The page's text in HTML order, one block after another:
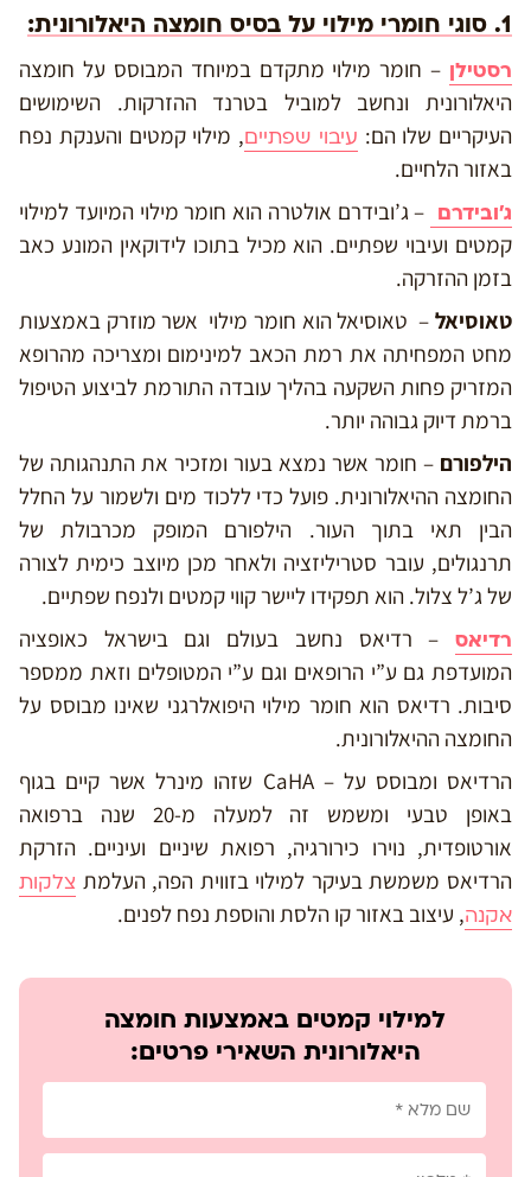
1. סוגי חומרי מילוי על בסיס חומצה היאלורונית:
רסטילן – חומר מילוי מתקדם במיוחד המבוסס על חומצה
היאלורונית ונחשב למוביל בטרנד ההזרקות. השימושים
העיקריים שלו הם: עיבוי שפתיים, מילוי קמטים והענקת נפח
באזור הלחיים.
ג’ובידרם – ג’ובידרם אולטרה הוא חומר מילוי המיועד למילוי
קמטים ועיבוי שפתיים. הוא מכיל בתוכו לידוקאין המונע כאב
בזמן ההזרקה.
טאוסיאל – טאוסיאל הוא חומר מילוי אשר מוזרק באמצעות
מחט המפחיתה את רמת הכאב למינימום ומצריכה מהרופא
המזריק פחות השקעה בהליך עובדה התורמת לביצוע הטיפול
ברמת דיוק גבוהה יותר.
הילפורם – חומר אשר נמצא בעור ומזכיר את התנהגותה של
החומצה ההיאלורונית. פועל כדי ללכוד מים ולשמור על החלל
הבין תאי בתוך העור. הילפורם המופק מכרבולת של
תרנגולים, עובר סטריליזציה ולאחר מכן מיוצב כימית לצורה
של ג’ל צלול. הוא תפקידו ליישר קווי קמטים ולנפח שפתיים.
רדיאס – רדיאס נחשב בעולם וגם בישראל כאופציה
המועדפת גם ע”י הרופאים וגם ע”י המטופלים וזאת ממספר
סיבות. רדיאס הוא חומר מילוי היפואלרגני שאינו מבוסס על
החומצה ההיאלורונית.
הרדיאס ומבוסס על – CaHA שזהו מינרל אשר קיים בגוף
באופן טבעי ומשמש זה למעלה מ-20 שנה ברפואה
אורטופדית, נוירו כירורגיה, רפואת שיניים ועיניים. הזרקת
הרדיאס משמשת בעיקר למילוי בזווית הפה, העלמת צלקות
אקנה, עיצוב באזור קו הלסת והוספת נפח לפנים.
למילוי קמטים באמצעות חומצה
היאלורונית השאירי פרטים: